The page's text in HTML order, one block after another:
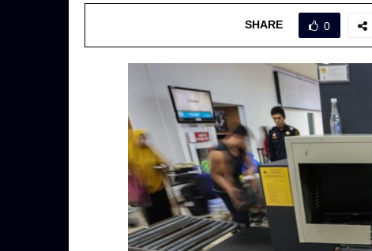
SHARE 0